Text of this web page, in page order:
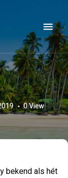
0View
bekend als hét